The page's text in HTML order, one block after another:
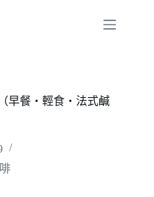
早餐‧輕食‧法式鹹